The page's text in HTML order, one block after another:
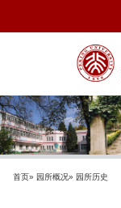
首页» 园所概况» 园所历史